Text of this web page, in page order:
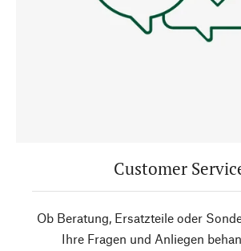
Customer
Ob Beratung, Ersatzteile oder
Ihre Fragen und Anliegen